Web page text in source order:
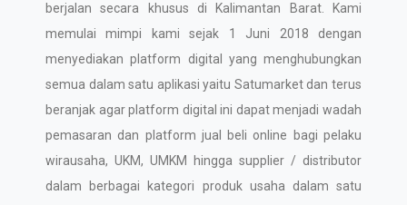
berjalan secara khusus di Kalimantan Barat. Kami
memulai mimpi kami sejak 1 Juni 2018 dengan
menyediakan platform digital yang menghubungkan
semua dalam satu aplikasi yaitu Satumarket dan terus
beranjak agar platform digital ini dapat menjadi wadah
pemasaran dan platform jual beli online bagi pelaku
wirausaha, UKM, UMKM hingga supplier / distributor
dalam berbagai kategori produk usaha dalam satu